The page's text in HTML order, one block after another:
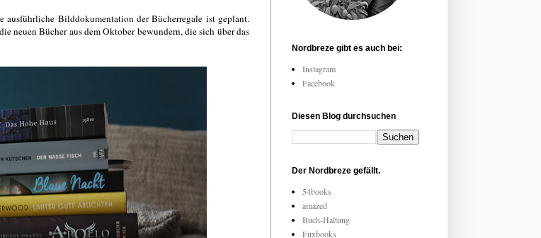
ausführliche Bilddokumentation der Bücherregale ist geplant.
neuen Bücher aus dem Oktober bewundern, die sich über das
Nordbreze gibt es auch bei:
Instagram
Facebook
Diesen Blog durchsuchen
Der Nordbreze gefällt.
54books
amazed
Buch-Haltung
Fuxbooks